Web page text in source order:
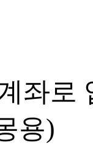
좌로
용)